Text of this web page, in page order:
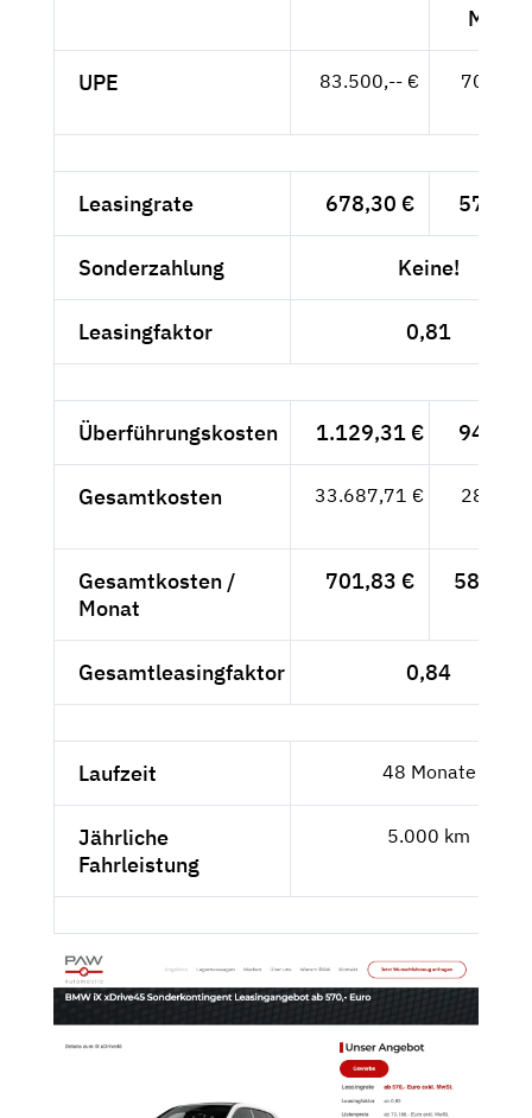
MwSt.
UPE 83.500,-- €
Leasingrate 678,30 € 570,--
Sonderzahlung Keine!
Leasingfaktor 0,81
Überführungskosten 1.129,31 € 949,--
Gesamtkosten 33.687,71 €
Gesamtkosten /
Monat
701,83 € 589,77
Gesamtleasingfaktor 0,84
Laufzeit 48 Monate
Jährliche
Fahrleistung
5.000 km